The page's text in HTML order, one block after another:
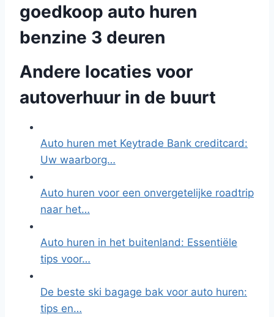
goedkoop auto huren
benzine 3 deuren
Andere locaties voor
autoverhuur in de buurt
Auto huren met Keytrade Bank creditcard:
Uw waarborg…
Auto huren voor een onvergetelijke roadtrip
naar het…
Auto huren in het buitenland: Essentiële
tips voor…
De beste ski bagage bak voor auto huren:
tips en…